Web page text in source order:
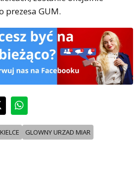
prezesa GUM.
KIELCE GLOWNY URZAD MIAR